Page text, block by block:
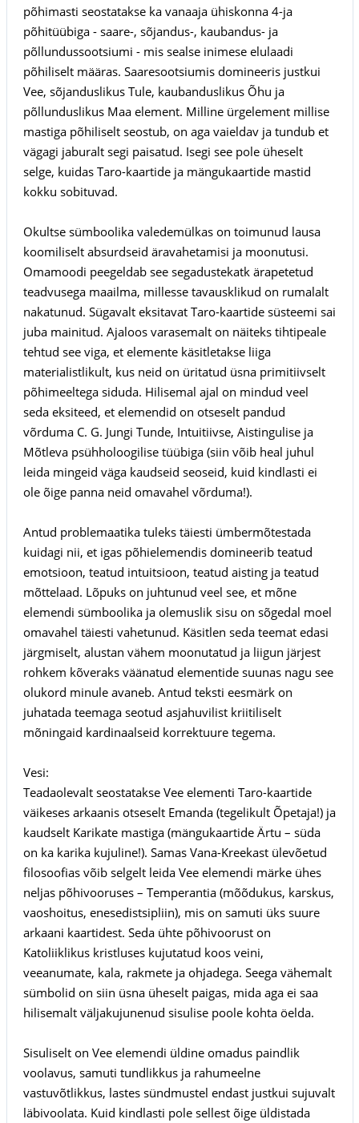
põhimasti seostatakse ka vanaaja ühiskonna 4-ja
põhitüübiga - saare-, sõjandus-, kaubandus- ja
põllundussootsiumi - mis sealse inimese elulaadi
põhiliselt määras. Saaresootsiumis domineeris justkui
Vee, sõjanduslikus Tule, kaubanduslikus Õhu ja
põllunduslikus Maa element. Milline ürgelement millise
mastiga põhiliselt seostub, on aga vaieldav ja tundub et
vägagi jaburalt segi paisatud. Isegi see pole üheselt
selge, kuidas Taro-kaartide ja mängukaartide mastid
kokku sobituvad.
Okultse sümboolika valedemülkas on toimunud lausa
koomiliselt absurdseid äravahetamisi ja moonutusi.
Omamoodi peegeldab see segadustekatk ärapetetud
teadvusega maailma, millesse tavausklikud on rumalalt
nakatunud. Sügavalt eksitavat Taro-kaartide süsteemi sai
juba mainitud. Ajaloos varasemalt on näiteks tihtipeale
tehtud see viga, et elemente käsitletakse liiga
materialistlikult, kus neid on üritatud üsna primitiivselt
põhimeeltega siduda. Hilisemal ajal on mindud veel
seda eksiteed, et elemendid on otseselt pandud
võrduma C. G. Jungi Tunde, Intuitiivse, Aistingulise ja
Mõtleva psühholoogilise tüübiga (siin võib heal juhul
leida mingeid väga kaudseid seoseid, kuid kindlasti ei
ole õige panna neid omavahel võrduma!).
Antud problemaatika tuleks täiesti ümbermõtestada
kuidagi nii, et igas põhielemendis domineerib teatud
emotsioon, teatud intuitsioon, teatud aisting ja teatud
mõttelaad. Lõpuks on juhtunud veel see, et mõne
elemendi sümboolika ja olemuslik sisu on sõgedal moel
omavahel täiesti vahetunud. Käsitlen seda teemat edasi
järgmiselt, alustan vähem moonutatud ja liigun järjest
rohkem kõveraks väänatud elementide suunas nagu see
olukord minule avaneb. Antud teksti eesmärk on
juhatada teemaga seotud asjahuvilist kriitiliselt
mõningaid kardinaalseid korrektuure tegema.
Vesi:
Teadaolevalt seostatakse Vee elementi Taro-kaartide
väikeses arkaanis otseselt Emanda (tegelikult Õpetaja!) ja
kaudselt Karikate mastiga (mängukaartide Ärtu – süda
on ka karika kujuline!). Samas Vana-Kreekast ülevõetud
filosoofias võib selgelt leida Vee elemendi märke ühes
neljas põhivooruses – Temperantia (mõõdukus, karskus,
vaoshoitus, enesedistsipliin), mis on samuti üks suure
arkaani kaartidest. Seda ühte põhivoorust on
Katoliiklikus kristluses kujutatud koos veini,
veeanumate, kala, rakmete ja ohjadega. Seega vähemalt
sümbolid on siin üsna üheselt paigas, mida aga ei saa
hilisemalt väljakujunenud sisulise poole kohta öelda.
Sisuliselt on Vee elemendi üldine omadus paindlik
voolavus, samuti tundlikkus ja rahumeelne
vastuvõtlikkus, lastes sündmustel endast justkui sujuvalt
läbivoolata. Kuid kindlasti pole sellest õige üldistada